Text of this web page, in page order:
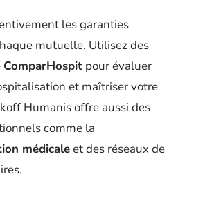
les garanties
mutuelle. Utilisez des
ComparHospit pour évaluer
et maîtriser votre
Humanis offre aussi des
comme la
médicaleet des réseaux de